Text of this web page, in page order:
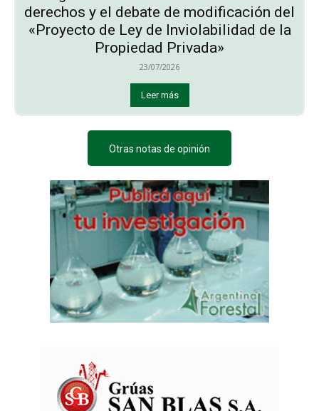
derechos y el debate de modificación del
«Proyecto de Ley de Inviolabilidad de la
Propiedad Privada»
23/07/2026
Leer más
Otras notas de opinión